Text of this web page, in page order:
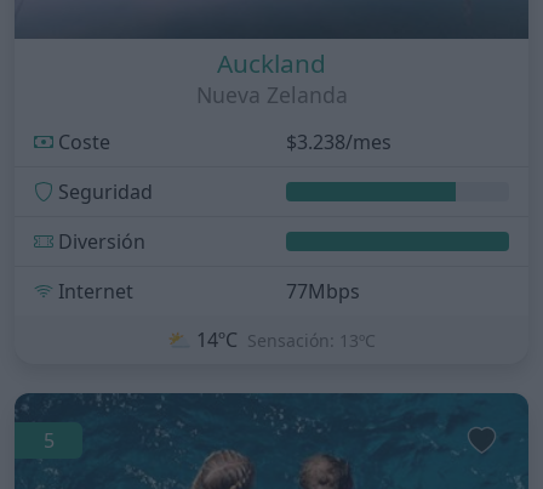
Auckland
Nueva Zelanda
Coste
$3.238/mes
Seguridad
Diversión
Internet
77Mbps
⛅ 14ºC Sensación: 13ºC
5